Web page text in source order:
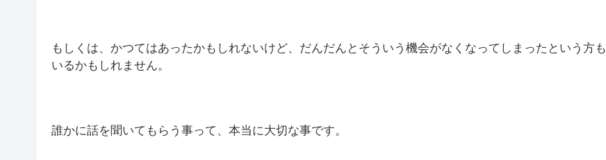
もしくは、かつてはあったかもしれないけど、だんだんとそういう機会がなくなってしまったという方も
いるかもしれません。
誰かに話を聞いてもらう事って、本当に大切な事です。